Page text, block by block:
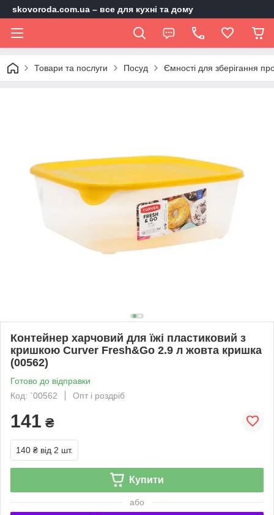
skovoroda.com.ua – все для кухні та дому
Товари та послуги Посуд Ємності для зберігання
Контейнер харчовий для їжі пластиковий з
кришкою Curver Fresh&Go 2.9 л жовта кришка
(00562)
Готово до відправки
Код: `00562
Опт і роздріб
141 ₴
140 ₴ від 2 шт.
Купити
або